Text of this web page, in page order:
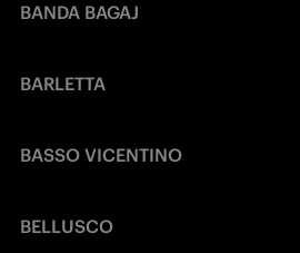
BANDA BAGAJ
BARLETTA
BASSO VICENTINO
BELLUSCO